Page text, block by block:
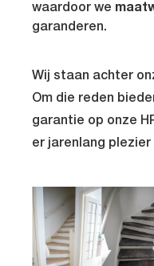
waardoor we
garanderen.
Wij staan achter
Om die reden
garantie op onze
er jarenlang plezier